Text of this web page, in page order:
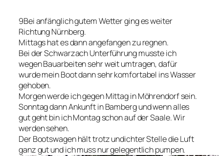
9Bei anfänglich gutem Wetter ging es weiter
Richtung Nürnberg.
Mittags hat es dann angefangen zu regnen.
Bei der Schwarzach Unterführung musste ich
wegen Bauarbeiten sehr weit umtragen, dafür
wurde mein Boot dann sehr komfortabel ins Wasser
gehoben.
Morgen werde ich gegen Mittag in Möhrendorf sein.
Sonntag dann Ankunft in Bamberg und wenn alles
gut geht bin ich Montag schon auf der Saale. Wir
werden sehen.
Der Bootswagen hält trotz undichter Stelle die Luft
ganz gut und ich muss nur gelegentlich pumpen.